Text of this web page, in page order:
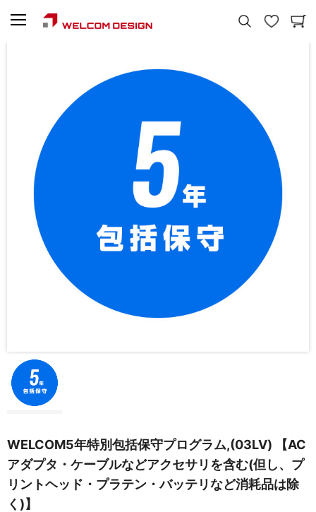
WELCOM5年特別包括保守プログラム,(03LV) 【AC
アダプタ・ケーブルなどアクセサリを含む(但し、プ
リントヘッド・プラテン・バッテリなど消耗品は除
く)】